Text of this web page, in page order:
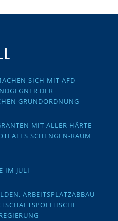
SICH MIT AFD-
DER
GRUNDORDNUNG
MIT ALLER HÄRTE
SCHENGEN-RAUM
IM JULI
ARBEITSPLATZABBAU